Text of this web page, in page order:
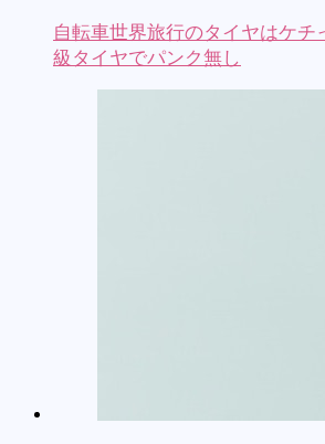
自転車世界旅行のタイヤはケチ
級タイヤでパンク無し